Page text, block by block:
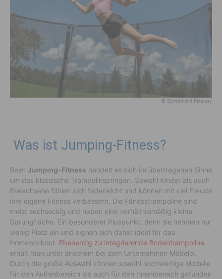
© Symbolbild Pixabay
Was ist Jumping-Fitness?
Beim Jumping-Fitness handelt es sich im übertragenen Sinne
um das klassische Trampolinspringen. Sowohl Kinder als auch
Erwachsene fühlen sich federleicht und können mit viel Freude
ihre eigene Fitness verbessern. Die Fitnesstrampoline sind
meist sechseckig und haben eine verhältnismäßig kleine
Sprungfläche. Ein besonderer Pluspunkt, denn sie nehmen nur
wenig Platz ein und eignen sich daher ideal für das
Homeworkout. Ebenerdig zu integrierende Bodentrampoline
erhält man unter anderem bei dem Unternehmen Möbelix.
Durch die große Auswahl können sowohl hochwertige Modelle
für den Außenbereich als auch für den Innenbereich gefunden